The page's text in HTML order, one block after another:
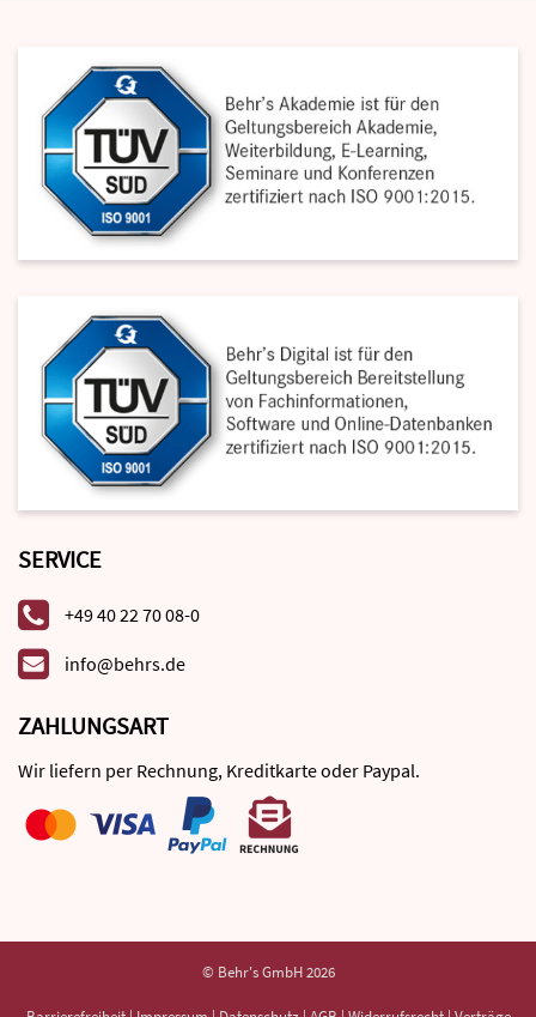
SERVICE
+49 40 22 70 08-0
info@behrs.de
ZAHLUNGSART
Wir liefern per Rechnung, Kreditkarte oder Paypal.
© Behr's GmbH 2026